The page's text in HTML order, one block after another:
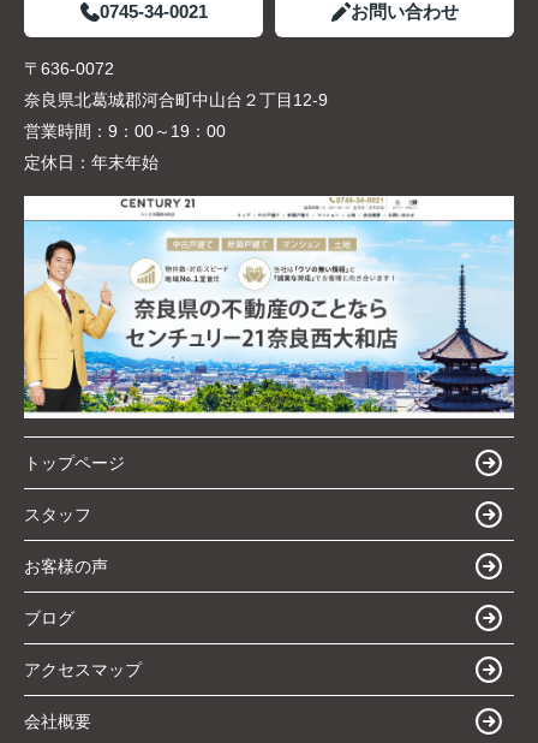
0745-34-0021 お問い合わせ
〒636-0072
奈良県北葛城郡河合町中山台２丁目12-9
営業時間： 9：00～19：00
定休日： 年末年始
トップページ
スタッフ
お客様の声
ブログ
アクセスマップ
会社概要